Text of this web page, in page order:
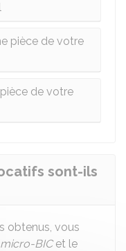
pièce de votre
de votre
sont-ils
obtenus, vous
micro-BICet le